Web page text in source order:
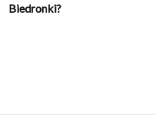
Biedronki?